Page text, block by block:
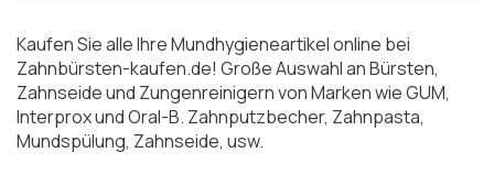
Kaufen Sie alle Ihre Mundhygieneartikel online bei
Zahnbürsten-kaufen.de! Große Auswahl an Bürsten,
Zahnseide und Zungenreinigern von Marken wie GUM,
Interprox und Oral-B. Zahnputzbecher, Zahnpasta,
Mundspülung, Zahnseide, usw.